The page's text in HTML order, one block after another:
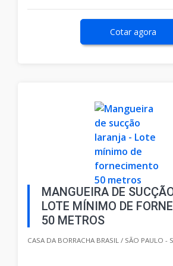
Cotar agora
MANGUEIRA DE
LOTE MÍNIMO DE
50 METROS
CASA DA BORRACHA BRASIL / SÃO PAULO -